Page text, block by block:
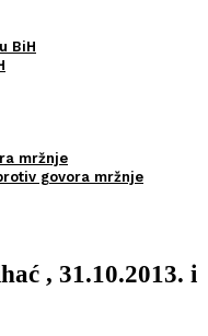
BiH
mržnje
govora mržnje
, 31.10.2013. i